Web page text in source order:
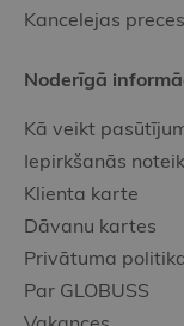
Kancelejas preces
Noderīgā
Kā veikt
Iepirkšanās
Klienta karte
Dāvanu kartes
Privātuma
Par GLOBUSS